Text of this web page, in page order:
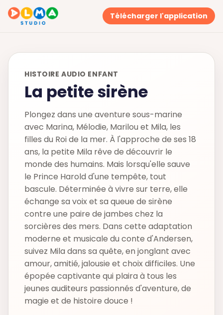
Télécharger l'application
HISTOIRE AUDIO ENFANT
La petite sirène
Plongez dans une aventure sous-marine
avec Marina, Mélodie, Marilou et Mila, les
filles du Roi de la mer. À l'approche de ses 18
ans, la petite Mila rêve de découvrir le
monde des humains. Mais lorsqu'elle sauve
le Prince Harold d'une tempête, tout
bascule. Déterminée à vivre sur terre, elle
échange sa voix et sa queue de sirène
contre une paire de jambes chez la
sorcières des mers. Dans cette adaptation
moderne et musicale du conte d'Andersen,
suivez Mila dans sa quête, en jonglant avec
amour, amitié, jalousie et choix difficiles. Une
épopée captivante qui plaira à tous les
jeunes auditeurs passionnés d'aventure, de
magie et de histoire douce !